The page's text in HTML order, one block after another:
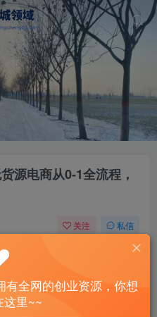
源电商从0-1全流程，
关注 私信
外面收费4988的小红书无货源电商从0-1全流程，日入1000＋
全网的创业资源，你想
这里~~